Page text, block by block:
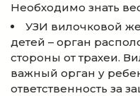
Необходимо знать
УЗИ вилочковой
детей – орган
стороны от трахеи.
важный орган у
ответственность за